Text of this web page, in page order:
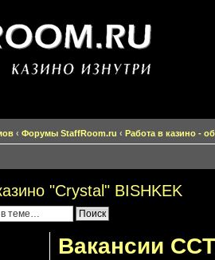
‹ Форумы StaffRoom.ru ‹ Работа в казино -
"Crystal" BISHKEK
Вакансии